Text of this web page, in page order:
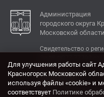
Администрация
городского округа
Московской области
Свидетельство о
КОНТАКТЫ
Адрес: 143404,
Для улучшения работы сайт
Красногорск Московской
используя файлы «cookie» и
соответствует Политике